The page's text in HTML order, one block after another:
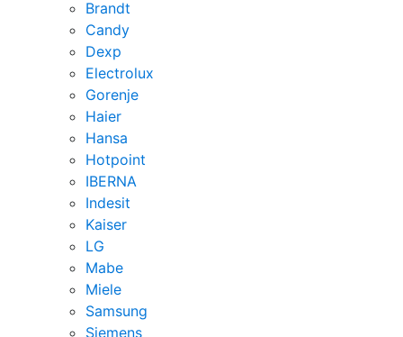
Brandt
Candy
Dexp
Electrolux
Gorenje
Haier
Hansa
Hotpoint
IBERNA
Indesit
Kaiser
LG
Mabe
Miele
Samsung
Siemens